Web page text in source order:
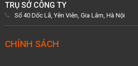
TRỤ SỞ CÔNG TY
Số 40 Dốc Lã, Yên Viên, Gia Lâm, Hà Nội
CHÍNH SÁCH